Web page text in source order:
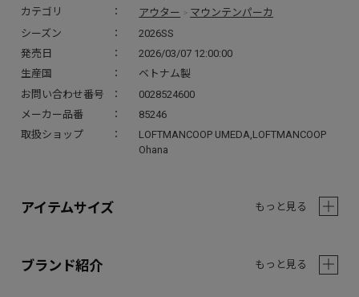
カテゴリ
アウター > マウンテンパーカ
シーズン
2026SS
発売日
2026/03/07 12:00:00
生産国
ベトナム製
お問い合わせ番号
0028524600
メーカー品番
85246
取扱ショップ
LOFTMANCOOP UMEDA,LOFTMANCOOP
Ohana
アイテムサイズ もっと見る
ブランド紹介 もっと見る